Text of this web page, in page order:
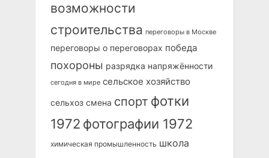
возможности
строительства переговоры в Москве
переговоры о переговорах победа
похороны разрядка напряжённости
сегодня в мире сельское хозяйство
сельхоз смена спорт фотки
1972 фотографии 1972
химическая промышленность школа